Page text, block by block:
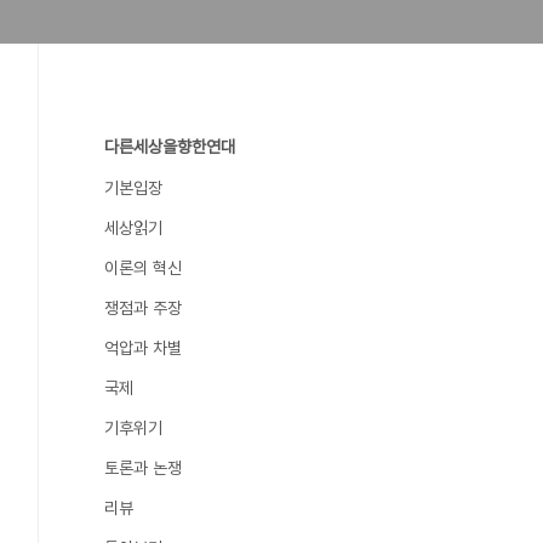
다른세상을향한연대
기본입장
세상읽기
이론의 혁신
쟁점과 주장
억압과 차별
국제
기후위기
토론과 논쟁
리뷰